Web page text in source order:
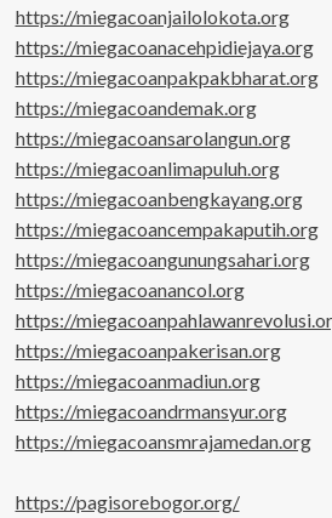
https://miegacoanjailolokota.org
https://miegacoanacehpidiejaya.org
https://miegacoanpakpakbharat.org
https://miegacoandemak.org
https://miegacoansarolangun.org
https://miegacoanlimapuluh.org
https://miegacoanbengkayang.org
https://miegacoancempakaputih.org
https://miegacoangunungsahari.org
https://miegacoanancol.org
https://
https://miegacoanpakerisan.org
https://miegacoanmadiun.org
https://miegacoandrmansyur.org
https://miegacoansmrajamedan.org
https://pagisorebogor.org/